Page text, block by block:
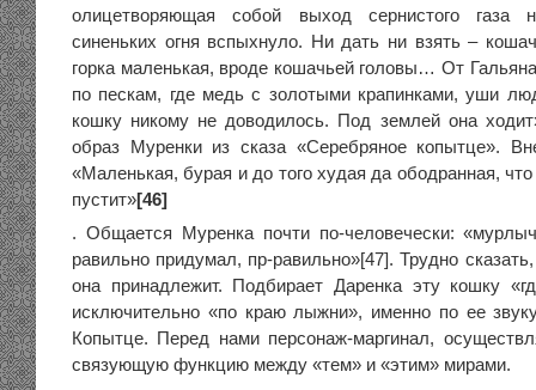
олицетворяющая собой выход сернистого газа
синеньких огня вспыхнуло. Ни дать ни взять –
горка маленькая, вроде кошачьей головы… От
по пескам, где медь с золотыми крапинками, уши
кошку никому не доводилось. Под землей она
образ Муренки из сказа «Серебряное копытце».
«Маленькая, бурая и до того худая да ободранная,
пустит»[46]
. Общается Муренка почти по-человечески:
равильно придумал, пр-равильно»[47]. Трудно
она принадлежит. Подбирает Даренка эту кошку
исключительно «по краю лыжни», именно по ее
Копытце. Перед нами персонаж-маргинал,
связующую функцию между «тем» и «этим» мирами.